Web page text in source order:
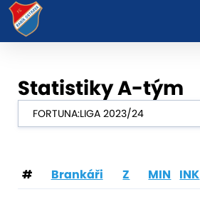
Statistiky A-tým
# Brankáři Z MIN INK